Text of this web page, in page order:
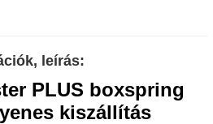
leírás:
PLUS boxspring
kiszállítás